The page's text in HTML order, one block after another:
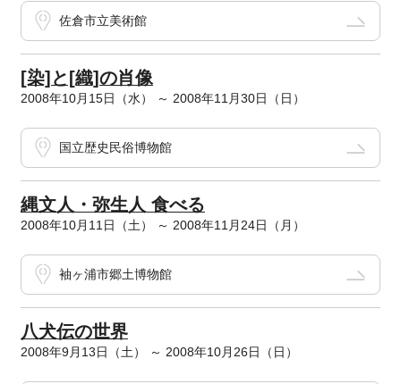
佐倉市立美術館
[染]と[織]の肖像
2008年10月15日（水） ～ 2008年11月30日（日）
国立歴史民俗博物館
縄文人・弥生人 食べる
2008年10月11日（土） ～ 2008年11月24日（月）
袖ヶ浦市郷土博物館
八犬伝の世界
2008年9月13日（土） ～ 2008年10月26日（日）